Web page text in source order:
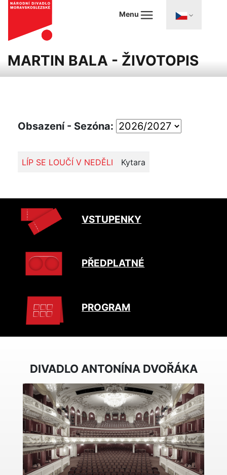
Menu
MARTIN BALA - ŽIVOTOPIS
Obsazení - Sezóna:
LÍP SE LOUČÍ V NEDĚLI Kytara
VSTUPENKY
PŘEDPLATNÉ
PROGRAM
DIVADLO ANTONÍNA DVOŘÁKA